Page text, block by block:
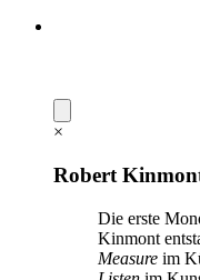
×
Robert
Die erste
Kinmont
Measure im